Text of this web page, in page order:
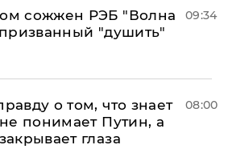
сожжен РЭБ "Волна
"душить"
09:34
о том, что знает
понимает Путин, а
глаза
08:00